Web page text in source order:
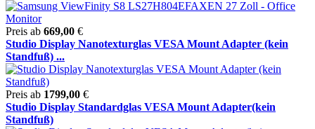
Preis ab 669,00 €
Studio Display Nanotexturglas VESA Mount Adapter (kein
Standfuß) ...
Preis ab 1799,00 €
Studio Display Standardglas VESA Mount Adapter(kein
Standfuß)